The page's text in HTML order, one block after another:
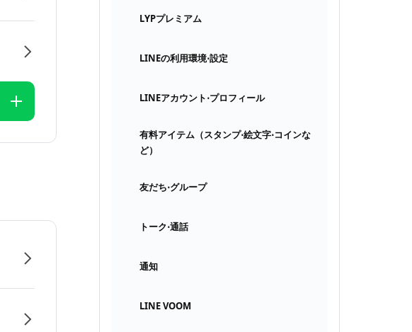
LYPプレミアム
LINEの利用環境⋅設定
LINEアカウント⋅プロフィール
有料アイテム（スタンプ⋅絵文字⋅コインな
ど）
友だち⋅グループ
トーク⋅通話
通知
LINE VOOM